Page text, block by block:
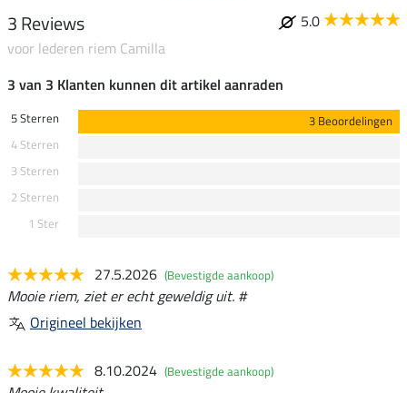
3 Reviews
5.0
voor lederen riem Camilla
3 van 3 Klanten kunnen dit artikel aanraden
5 Sterren
3 Beoordelingen
4 Sterren
3 Sterren
2 Sterren
1 Ster
27.5.2026 (Bevestigde aankoop)
Mooie riem, ziet er echt geweldig uit. #
Origineel bekijken
8.10.2024 (Bevestigde aankoop)